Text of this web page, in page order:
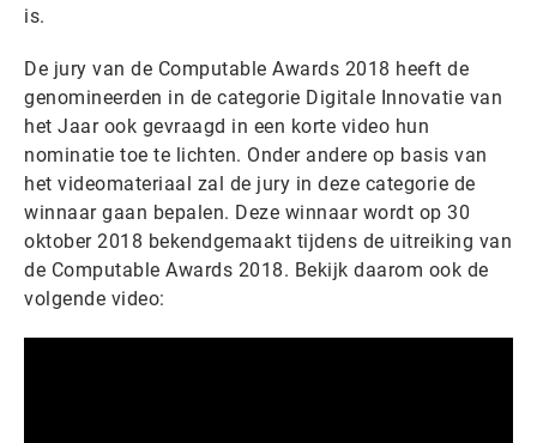
is.
De jury van de Computable Awards 2018 heeft de
genomineerden in de categorie Digitale Innovatie van
het Jaar ook gevraagd in een korte video hun
nominatie toe te lichten. Onder andere op basis van
het videomateriaal zal de jury in deze categorie de
winnaar gaan bepalen. Deze winnaar wordt op 30
oktober 2018 bekendgemaakt tijdens de uitreiking van
de Computable Awards 2018. Bekijk daarom ook de
volgende video: